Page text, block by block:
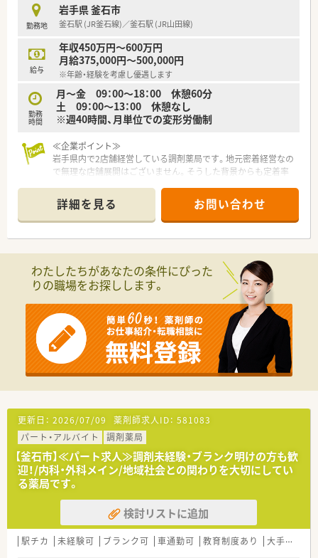
勤務地
岩手県 釜石市
釜石駅 (JR釜石線)／釜石駅 (JR山田線)
給与
年収450万円～600万円
月給375,000円～500,000円
※年齢・経験を考慮し優遇します
勤務
時間
月～金 09：00～18：00 休憩60分
土 09：00～13：00 休憩なし
※週40時間、月単位での変形労働制
≪企業ポイント≫
岩手県内で2店舗経営している調剤薬局です。地元密着経営なの
で無理な店舗展開はございません。そうした背景からも定着率
幅広く在籍しています。未経験やブランクがある方も安心して
勤務できる環境を整えています。会社内の風通しも良く、スタッ
フ間のコミュニケーションも取れていることが魅力です。
中途採用の方はOJTでの研修がメインとなっております。徐々に
業務に慣れていただけるよう、先輩社員がフォローしながらお仕
事していただきます。そのため、ブランクがある方、あまり調剤
の経験がなく自信がない、という方にも安心してお仕事スタート
できます。
≪こんな方におススメ≫
★地元で働きたいとお考えの方
★Iターン・Uターンでお仕事お探しの方
★できれば長くお勤めされたい方
★患者様との距離感が程よく、家庭的な雰囲気で働きたい方
≪薬局情報≫
地域の病院門前で複数科目応需しています。1日あたり90枚ほど
処方箋を応需。在宅も施設・個人宅と実施しております。こちら
の店舗は男性薬剤師もいらっしゃいます。
詳細を見る お問い合わせ
わたしたちがあなたの条件にぴった
りの職場をお探しします。
更新日： 2026/07/09 薬剤師求人ID： 581083
パート・アルバイト
調剤薬局
【釜石市】≪パート求人≫調剤未経験・ブランク明けの方も歓
迎！/内科・外科メイン/地域社会との関わりを大切にしてい
る薬局です。
検討リストに追加
駅チカ 未経験可 ブランク可 車通勤可 教育制度あり 大手チェーン以外